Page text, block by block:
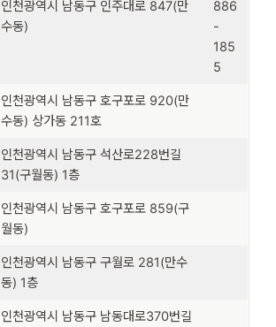
인천광역시 남동구 인주대로 847(만
수동)
886
-
185
5
인천광역시 남동구 호구포로 920(만
수동) 상가동 211호
인천광역시 남동구 석산로228번길
31(구월동) 1층
인천광역시 남동구 호구포로 859(구
월동)
인천광역시 남동구 구월로 281(만수
동) 1층
인천광역시 남동구 남동대로370번길